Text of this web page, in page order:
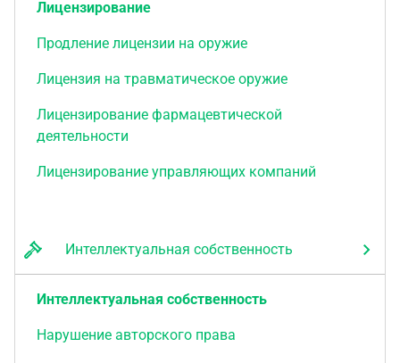
Лицензирование
Продление лицензии на оружие
Лицензия на травматическое оружие
Лицензирование фармацевтической
деятельности
Лицензирование управляющих компаний
Интеллектуальная собственность
Интеллектуальная собственность
Нарушение авторского права